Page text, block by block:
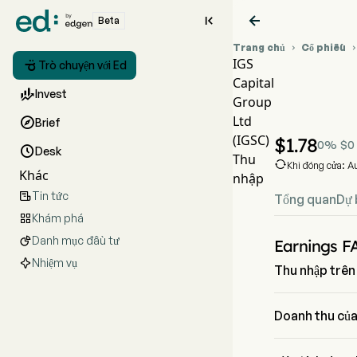
Beta 
 Trò chuyện với Ed
Invest
Brief
Desk
Khác
Tin tức
Khám phá
Danh mục đầu tư
Nhiệm vụ

Trang chủ  Cổ phiếu
IGS
Capital
Group
Ltd
(IGSC)
Thu
nhập
$1.780% $0
Khi đóng cửa:
Tổng quanDự
Earnings
Thu nhập
Doanh thu